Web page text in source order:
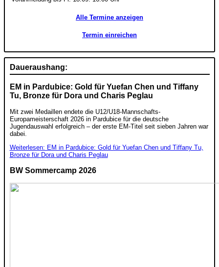
Alle Termine anzeigen
Termin einreichen
Daueraushang:
EM in Pardubice: Gold für Yuefan Chen und Tiffany
Tu, Bronze für Dora und Charis Peglau
Mit zwei Medaillen endete die U12/U18-Mannschafts-
Europameisterschaft 2026 in Pardubice für die deutsche
Jugendauswahl erfolgreich – der erste EM-Titel seit sieben Jahren war
dabei.
Weiterlesen: EM in Pardubice: Gold für Yuefan Chen und Tiffany Tu,
Bronze für Dora und Charis Peglau
BW Sommercamp 2026